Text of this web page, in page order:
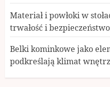
Materiał i powłoki w
trwałość i bezpieczeństwo
Belki kominkowe jako
podkreślają klimat